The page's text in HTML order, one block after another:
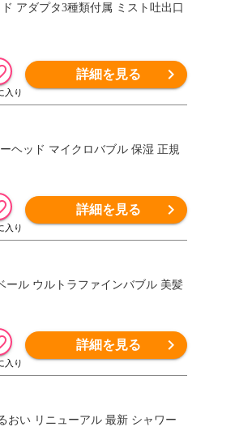
アダプタ3種類付属 ミスト吐出口
詳細を見る
ヘッド マイクロバブル 保湿 正規
詳細を見る
ール ウルトラファインバブル 美髪
詳細を見る
おい リニューアル 最新 シャワー